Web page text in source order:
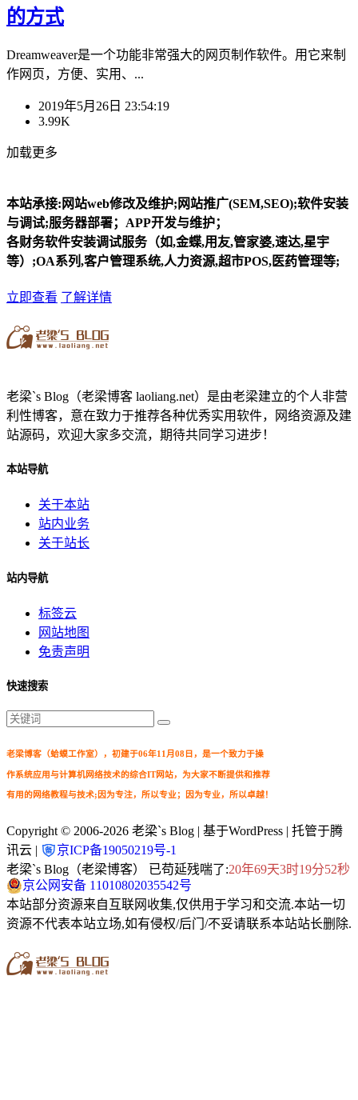
的方式
Dreamweaver是一个功能非常强大的网页制作软件。用它来制
作网页，方便、实用、...
2019年5月26日 23:54:19
3.99K
加载更多
本站承接:网站web修改及维护;网站推广(SEM,SEO);软件安装
与调试;服务器部署；APP开发与维护；
各财务软件安装调试服务（如,金蝶,用友,管家婆,速达,星宇
等）;OA系列,客户管理系统,人力资源,超市POS,医药管理等;
立即查看 了解详情
老梁`s Blog（老梁博客 laoliang.net）是由老梁建立的个人非营
利性博客，意在致力于推荐各种优秀实用软件，网络资源及建
站源码，欢迎大家多交流，期待共同学习进步！
本站导航
关于本站
站内业务
关于站长
站内导航
标签云
网站地图
免责声明
快速搜索
老梁博客（蛤蟆工作室），初建于06年11月08日，是一个致力于操
作系统应用与计算机网络技术的综合IT网站，为大家不断提供和推荐
有用的网络教程与技术;因为专注，所以专业；因为专业，所以卓越！
Copyright © 2006-2026 老梁`s Blog | 基于WordPress | 托管于腾
讯云 |
京ICP备19050219号-1
老梁`s Blog（老梁博客） 已苟延残喘了:20年69天3时19分52秒
京公网安备 11010802035542号
本站部分资源来自互联网收集,仅供用于学习和交流.本站一切
资源不代表本站立场,如有侵权/后门/不妥请联系本站站长删除.